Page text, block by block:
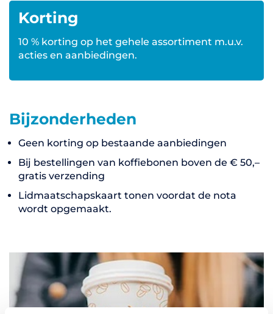
Korting
10 % korting op het gehele assortiment m.u.v.
acties en aanbiedingen.
Bijzonderheden
Geen korting op bestaande aanbiedingen
Bij bestellingen van koffiebonen boven de € 50,–
gratis verzending
Lidmaatschapskaart tonen voordat de nota
wordt opgemaakt.